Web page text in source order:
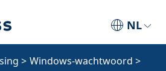
NL
> Windows-wachtwoord >